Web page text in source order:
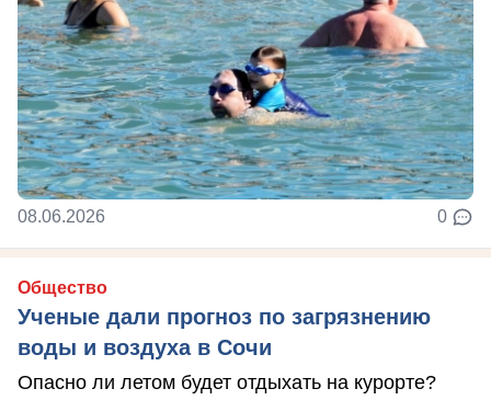
08.06.2026 0
Общество
Ученые дали прогноз по загрязнению
воды и воздуха в Сочи
Опасно ли летом будет отдыхать на курорте?